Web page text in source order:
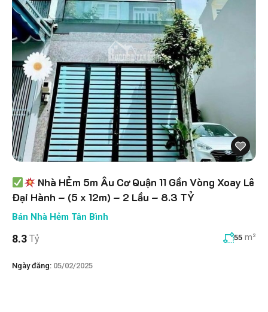
Nhà HẺm 5m Âu Cơ Quận 11 Gần Vòng Xoay Lê
Đại Hành – (5 x 12m) – 2 Lầu – 8.3 TỶ
Bán Nhà Hẻm Tân Bình
8.3 Tỷ 55 m²
Ngày đăng: 05/02/2025